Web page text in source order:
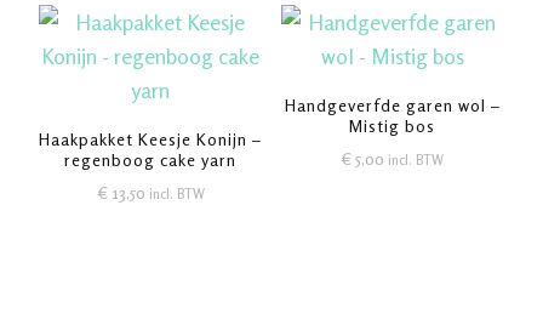
Haakpakket Keesje Konijn –
regenboog cake yarn
€ 13,50 incl. BTW
Handgeverfde garen wol –
Mistig bos
€ 5,00 incl. BTW